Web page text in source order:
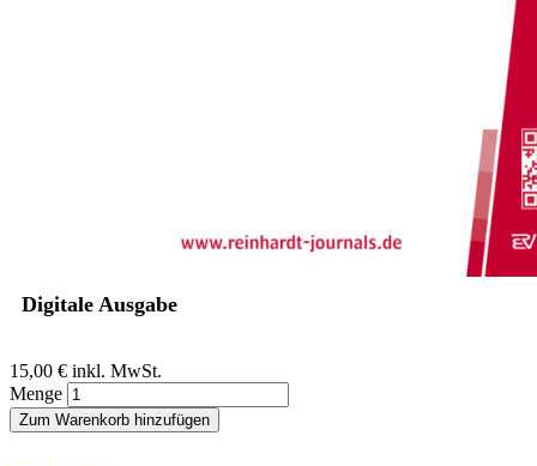
Christoph Schiefele, Mathias Menz, Niels Schwindt,
Zwei Praxisbeispiele aus den Bereichen Kommunikation, Sprache
Digitale Ausgabe
15,00 € inkl. MwSt.
Menge
Zum Warenkorb hinzufügen